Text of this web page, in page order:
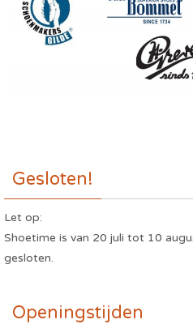
Gesloten!
Let op:
Shoetime is van 20 juli tot 10
gesloten.
Openingstijden